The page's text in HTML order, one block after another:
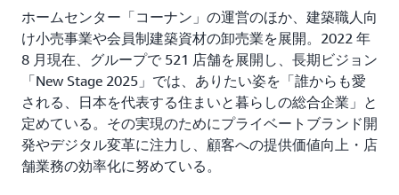
売データを管理、日次で集計してデータを統合していま
した。また、他のシステムとの連携がなされておらず、
販売データをうまく活用できていませんでした。そこで
選んだのが AWS 上で動作できる NEC 提供の小売業向け
POS ソリューション『NeoSarf/POS』です。亀井氏は
「新たな POS には各店の POS 用サーバーを統合するこ
とと、AWS 上で動作するという要件を設定しました。
以前は各店舗に POS 用サーバーを設置していました
ホームセンター「コーナン」の運営のほか、建築職人向
け小売事業や会員制建築資材の卸売業を展開。2022 年
8 月現在、グループで 521 店舗を展開し、長期ビジョン
「New Stage 2025」では、ありたい姿を「誰からも愛
される、日本を代表する住まいと暮らしの総合企業」と
定めている。その実現のためにプライベートブランド開
発やデジタル変革に注力し、顧客への提供価値向上・店
舗業務の効率化に努めている。